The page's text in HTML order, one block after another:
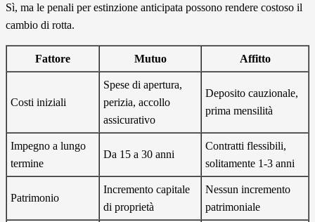
Sì, ma le penali per estinzione anticipata possono rendere costoso il
cambio di rotta.
Fattore Mutuo Affitto
Costi iniziali
Spese di apertura,
perizia, accollo
assicurativo
Deposito cauzionale,
prima mensilità
Impegno a lungo
termine
Da 15 a 30 anni
Contratti flessibili,
solitamente 1-3 anni
Patrimonio
Incremento capitale
di proprietà
Nessun incremento
patrimoniale